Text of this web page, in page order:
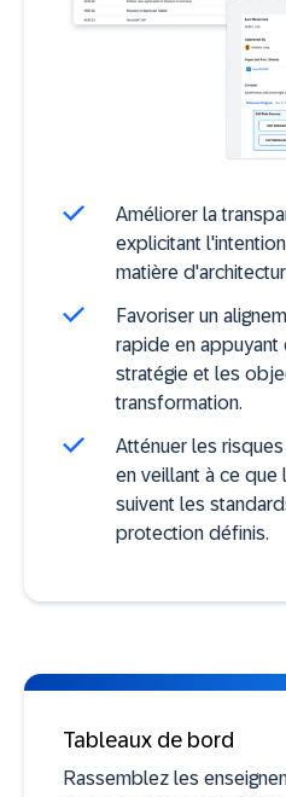
Améliorer la
explicitant
matière
Favoriser un
rapide en appuyant
stratégie et les
transformation.
Atténuer les
en veillant à ce que
suivent les
protection définis.
Tableaux de bord
Rassemblez les